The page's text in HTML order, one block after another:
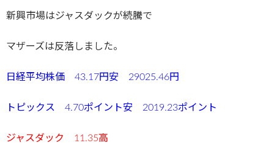
新興市場はジャスダックが続騰で
マザーズは反落しました。
日経平均株価 43.17円安 29025.46円
トピックス 4.70ポイント安 2019.23ポイント
ジャスダック 11.35高